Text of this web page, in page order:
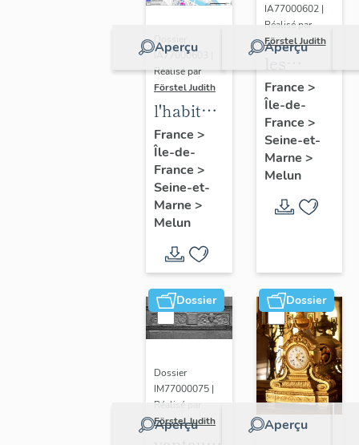
Aperçu
Dossier
IA77000603 |
Réalisé par
Förstel Judith
l'habitat
à Melun
France >
Île-de-
France >
Seine-et-
Marne >
Melun
Aperçu
IA77000602 |
Réalisé par
Förstel Judith
écoles
de
Melun
France >
Île-de-
France >
Seine-et-
Marne >
Melun
Dossier
Aperçu
Dossier
IM77000075 |
Réalisé par
Förstel Judith
Dossier
Aperçu